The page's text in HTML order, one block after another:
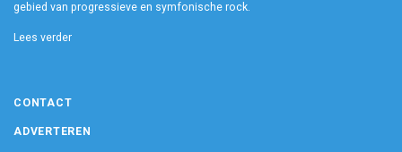
gebied van progressieve en symfonische rock.
Lees verder
CONTACT
ADVERTEREN